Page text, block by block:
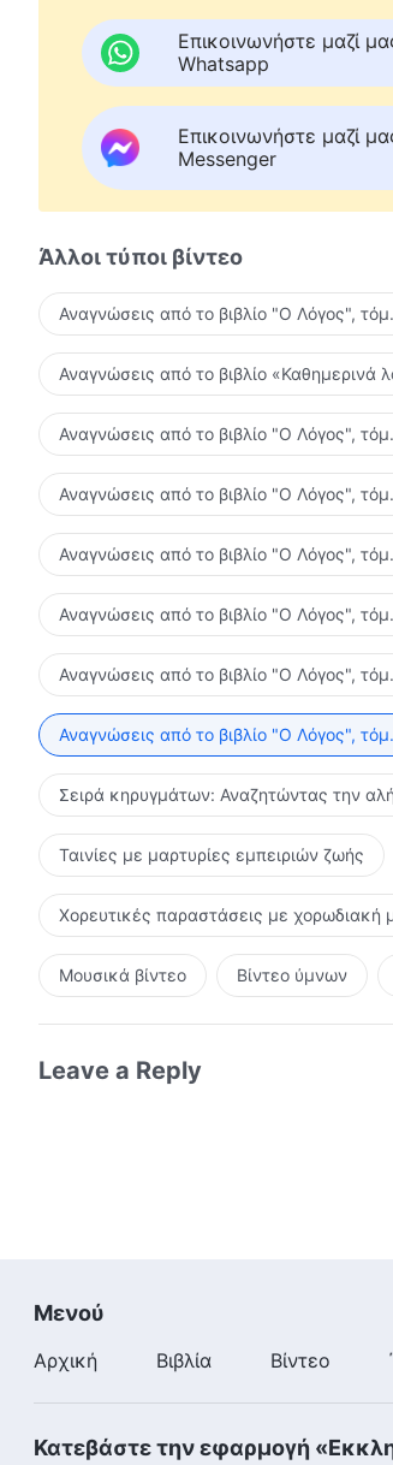
Επικοινωνήστε μαζί
Whatsapp
Επικοινωνήστε μαζί
Messenger
Άλλοι τύποι βίντεο
Αναγνώσεις από το βιβλίο "Ο Λόγος",
Αναγνώσεις από το βιβλίο «Καθημερινά
Αναγνώσεις από το βιβλίο "Ο Λόγος",
Αναγνώσεις από το βιβλίο "Ο Λόγος",
Αναγνώσεις από το βιβλίο "Ο Λόγος",
Αναγνώσεις από το βιβλίο "Ο Λόγος",
Αναγνώσεις από το βιβλίο "Ο Λόγος",
Αναγνώσεις από το βιβλίο "Ο Λόγος",
Σειρά κηρυγμάτων: Αναζητώντας την
Ταινίες με μαρτυρίες εμπειριών ζωής
Χορευτικές παραστάσεις με χορωδιακή
Μουσικά βίντεο Βίντεο ύμνων
Leave a Reply
Μενού
Αρχική Βιβλία Βίντεο
Κατεβάστε την εφαρμογή